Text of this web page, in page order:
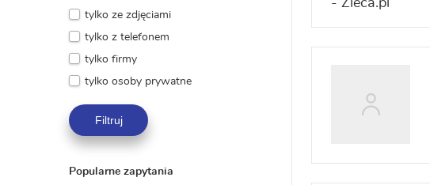
tylko ze zdjęciami
tylko z telefonem
tylko firmy
tylko osoby prywatne
Filtruj
Popularne zapytania